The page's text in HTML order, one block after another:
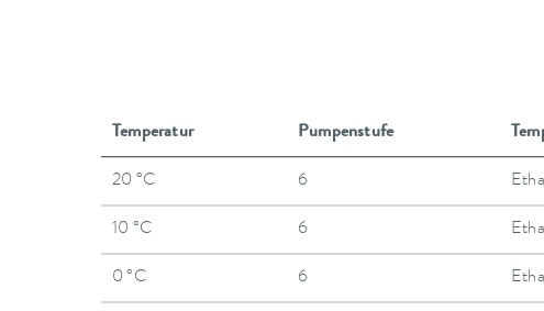
Temperatur Pumpenstufe
20 °C 6
10 °C 6
0 °C 6